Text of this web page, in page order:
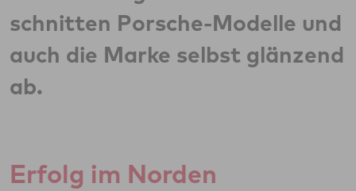
schnitten Porsche-Modelle und
auch die Marke selbst glänzend
ab.
Erfolg im Norden